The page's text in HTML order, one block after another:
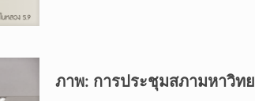
ภาพ: การประชุมสภามหาวิท